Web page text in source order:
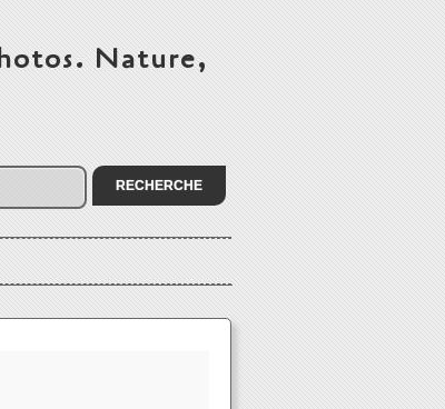
Nature,